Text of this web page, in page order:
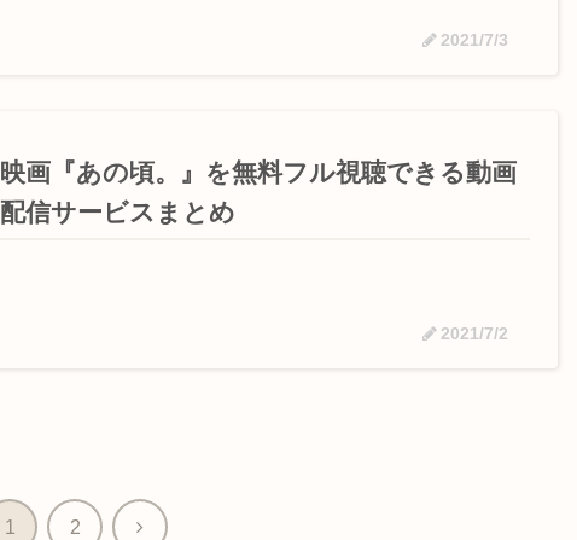
2021/7/3
映画『あの頃。』を無料フル視聴できる動画
配信サービスまとめ
2021/7/2
1 2 次